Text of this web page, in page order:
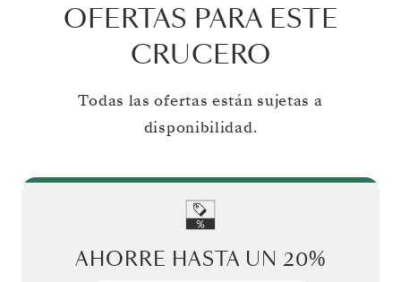
OFERTAS PARA ESTE
CRUCERO
Todas las ofertas están sujetas a
disponibilidad.
AHORRE HASTA UN 20%